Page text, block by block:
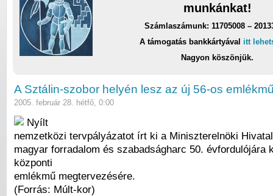
munkánkat!
Számlaszámunk: 11705008 –
A támogatás bankkártyával itt
Nagyon köszönjük.
A Sztálin-szobor helyén lesz az új 56-os
2005. február 28. hétfő, 0:00
Nyílt
nemzetközi tervpályázatot írt ki a Miniszterelnöki
magyar forradalom és szabadságharc 50. évfordulójára
központi
emlékmű megtervezésére.
(Forrás: Múlt-kor)